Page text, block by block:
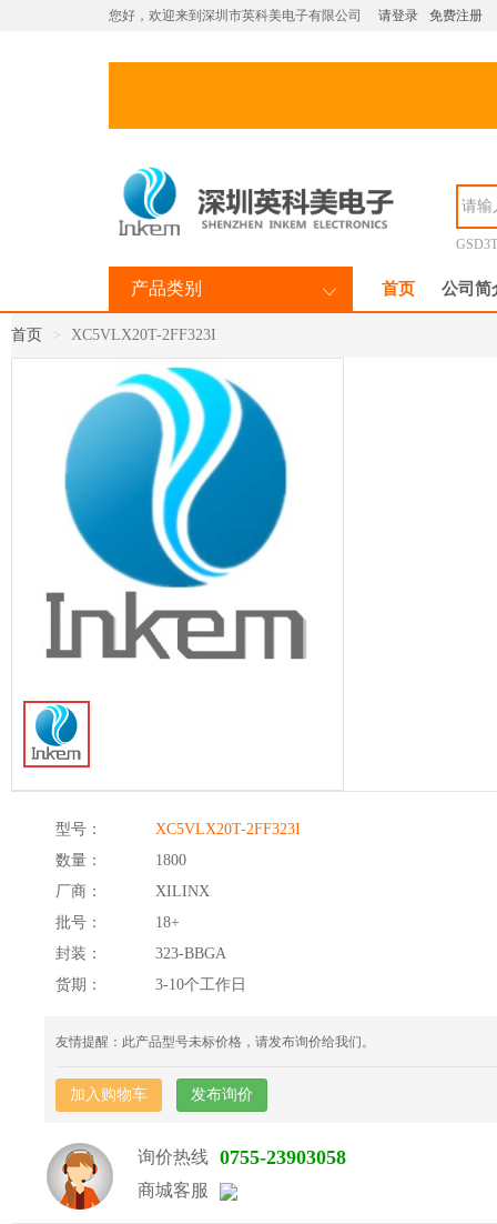
您好，欢迎来到深圳市英科美电子有限公司 请登录 免费注册
产品类别 首页 公司简
首页 XC5VLX20T-2FF323I
型号：
XC5VLX20T-2FF323I
数量：
1800
厂商：
XILINX
批号：
18+
封装：
323-BBGA
货期：
3-10个工作日
友情提醒：此产品型号未标价格，请发布询价给我们。
加入购物车 发布询价
询价热线 0755-23903058
商城客服